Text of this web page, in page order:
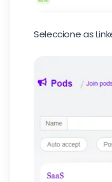
Seleccione as